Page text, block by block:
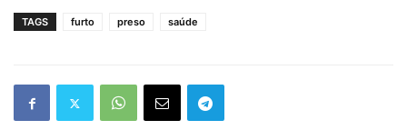
TAGS furto preso saúde